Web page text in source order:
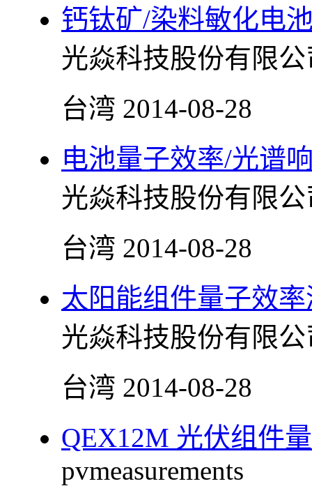
钙钛矿/染料敏化电
光焱科技股份有限公
台湾 2014-08-28
电池量子效率/光谱
光焱科技股份有限公
台湾 2014-08-28
太阳能组件量子效
光焱科技股份有限公
台湾 2014-08-28
QEX12M 光伏组件
pvmeasurements